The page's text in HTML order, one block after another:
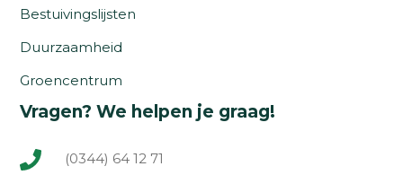
Bestuivingslijsten
Duurzaamheid
Groencentrum
Vragen? We helpen je graag!
(0344) 64 12 71